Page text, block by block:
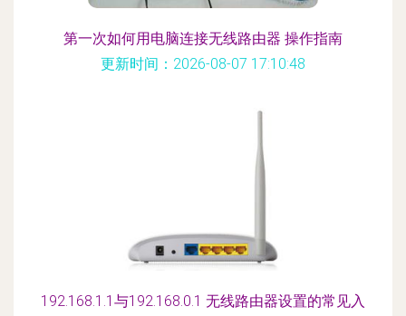
第一次如何用电脑连接无线路由器 操作指南
更新时间：2026-08-07 17:10:48
192.168.1.1与192.168.0.1 无线路由器设置的常见入